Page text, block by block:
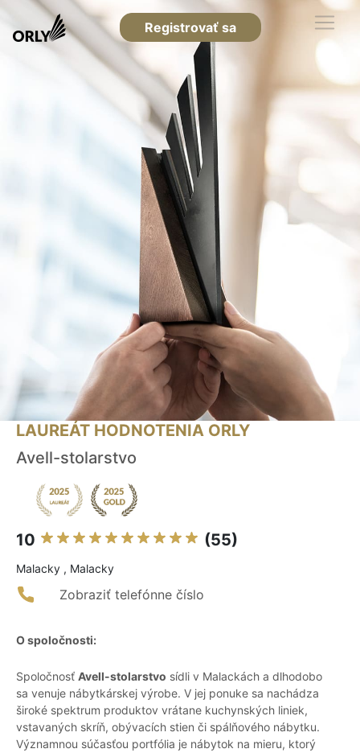
Registrovať sa
LAUREÁT HODNOTENIA ORLY
Avell-stolarstvo
10 (55)
Malacky , Malacky
Zobraziť telefónne číslo
O spoločnosti:
Spoločnosť Avell-stolarstvo sídli v Malackách a dlhodobo
sa venuje nábytkárskej výrobe. V jej ponuke sa nachádza
široké spektrum produktov vrátane kuchynských liniek,
vstavaných skríň, obývacích stien či spálňového nábytku.
Významnou súčasťou portfólia je nábytok na mieru, ktorý